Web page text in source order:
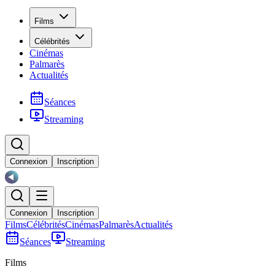
Films
Célébrités
Cinémas
Palmarès
Actualités
Séances
Streaming
Connexion Inscription
Connexion Inscription
FilmsCélébritésCinémasPalmarèsActualités
Séances
Streaming
Films